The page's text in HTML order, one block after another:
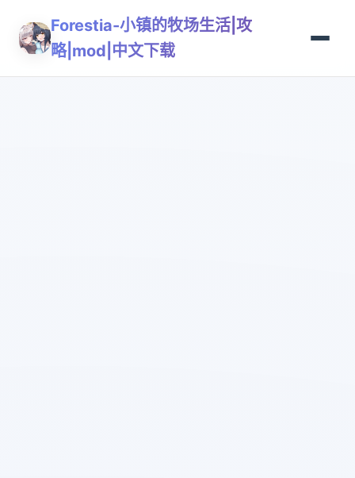
Forestia-小镇的牧场生活|攻
略|mod|中文下载